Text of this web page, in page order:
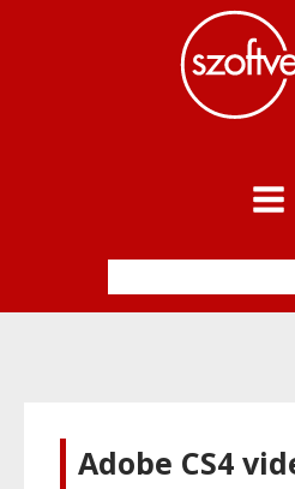
Adobe CS4